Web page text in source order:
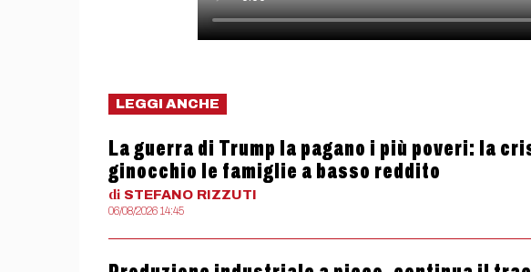
LEGGI ANCHE
La guerra di Trump la pagano i più poveri: la
ginocchio le famiglie a basso reddito
di STEFANO RIZZUTI
06/08/2026 14:45